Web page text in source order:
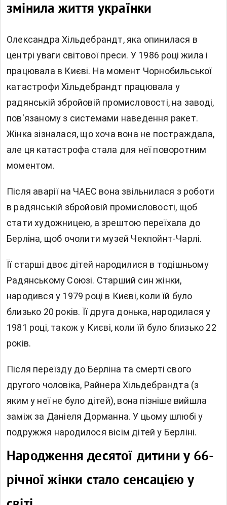
змінила життя українки
Олександра Хільдебрандт, яка опинилася в
центрі уваги світової преси. У 1986 році жила і
працювала в Києві. На момент Чорнобильської
катастрофи Хільдебрандт працювала у
радянській збройовій промисловості, на заводі,
пов'язаному з системами наведення ракет.
Жінка зізналася, що хоча вона не постраждала,
але ця катастрофа стала для неї поворотним
моментом.
Після аварії на ЧАЕС вона звільнилася з роботи
в радянській збройовій промисловості, щоб
стати художницею, а зрештою переїхала до
Берліна, щоб очолити музей Чекпойнт-Чарлі.
Її старші двоє дітей народилися в тодішньому
Радянському Союзі. Старший син жінки,
народився у 1979 році в Києві, коли їй було
близько 20 років. Її друга донька, народилася у
1981 році, також у Києві, коли їй було близько 22
років.
Після переїзду до Берліна та смерті свого
другого чоловіка, Райнера Хільдебрандта (з
яким у неї не було дітей), вона пізніше вийшла
заміж за Даніеля Дорманна. У цьому шлюбі у
подружжя народилося вісім дітей у Берліні.
Народження десятої дитини у 66-
річної жінки стало сенсацією у